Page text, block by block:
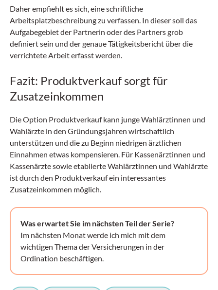
Daher empfiehlt es sich, eine schriftliche
Arbeitsplatzbeschreibung zu verfassen. In dieser soll das
Aufgabegebiet der Partnerin oder des Partners grob
definiert sein und der genaue Tätigkeitsbericht über die
verrichtete Arbeit erfasst werden.
Fazit: Produktverkauf sorgt für
Zusatzeinkommen
Die Option Produktverkauf kann junge Wahlärztinnen und
Wahlärzte in den Gründungsjahren wirtschaftlich
unterstützen und die zu Beginn niedrigen ärztlichen
Einnahmen etwas kompensieren. Für Kassenärztinnen und
Kassenärzte sowie etablierte Wahlärztinnen und Wahlärzte
ist durch den Produktverkauf ein interessantes
Zusatzeinkommen möglich.
Was erwartet Sie im nächsten Teil der Serie?
Im nächsten Monat werde ich mich mit dem
wichtigen Thema der Versicherungen in der
Ordination beschäftigen.